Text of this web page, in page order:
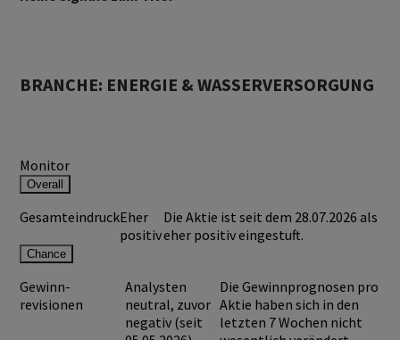
BRANCHE: ENERGIE & WASSERVERSORGUNG
Monitor
Overall
GesamteindruckEher
positiv
Die Aktie ist seit dem 28.07.2026 als
eher positiv eingestuft.
Chance
Gewinn-
revisionen
Analysten
neutral, zuvor
negativ (seit
Die Gewinnprognosen pro
Aktie haben sich in den
letzten 7 Wochen nicht